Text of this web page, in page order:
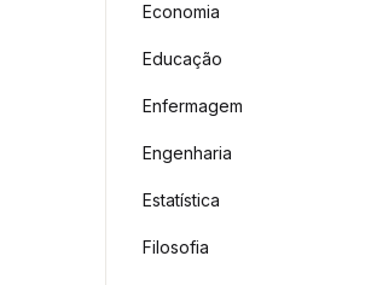
Economia
Educação
Enfermagem
Engenharia
Estatística
Filosofia